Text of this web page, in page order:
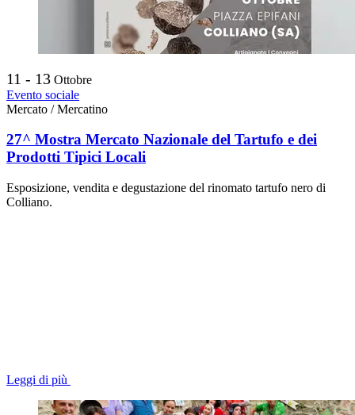
11 - 13 Ottobre
Evento sociale
Mercato / Mercatino
27^ Mostra Mercato Nazionale del Tartufo e dei
Prodotti Tipici Locali
Esposizione, vendita e degustazione del rinomato tartufo nero di
Colliano.
Leggi di più